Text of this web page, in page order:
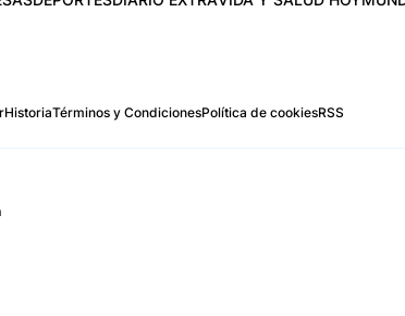
HistoriaTérminos y CondicionesPolítica de cookiesRSS